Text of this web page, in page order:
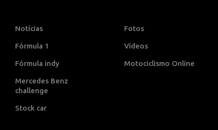
Notícias
Fórmula 1
Fórmula indy
Mercedes Benz
challenge
Stock car
Fotos
Vídeos
Motociclismo Online